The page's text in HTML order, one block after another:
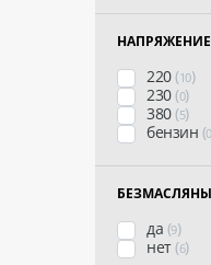
220(10)
230(0)
380(5)
бензин (0
да (9)
нет(6)